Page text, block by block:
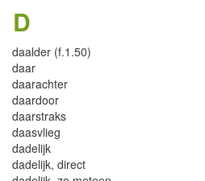
D
daalder (f.1.50)
daar
daarachter
daardoor
daarstraks
daasvlieg
dadelijk
dadelijk, direct